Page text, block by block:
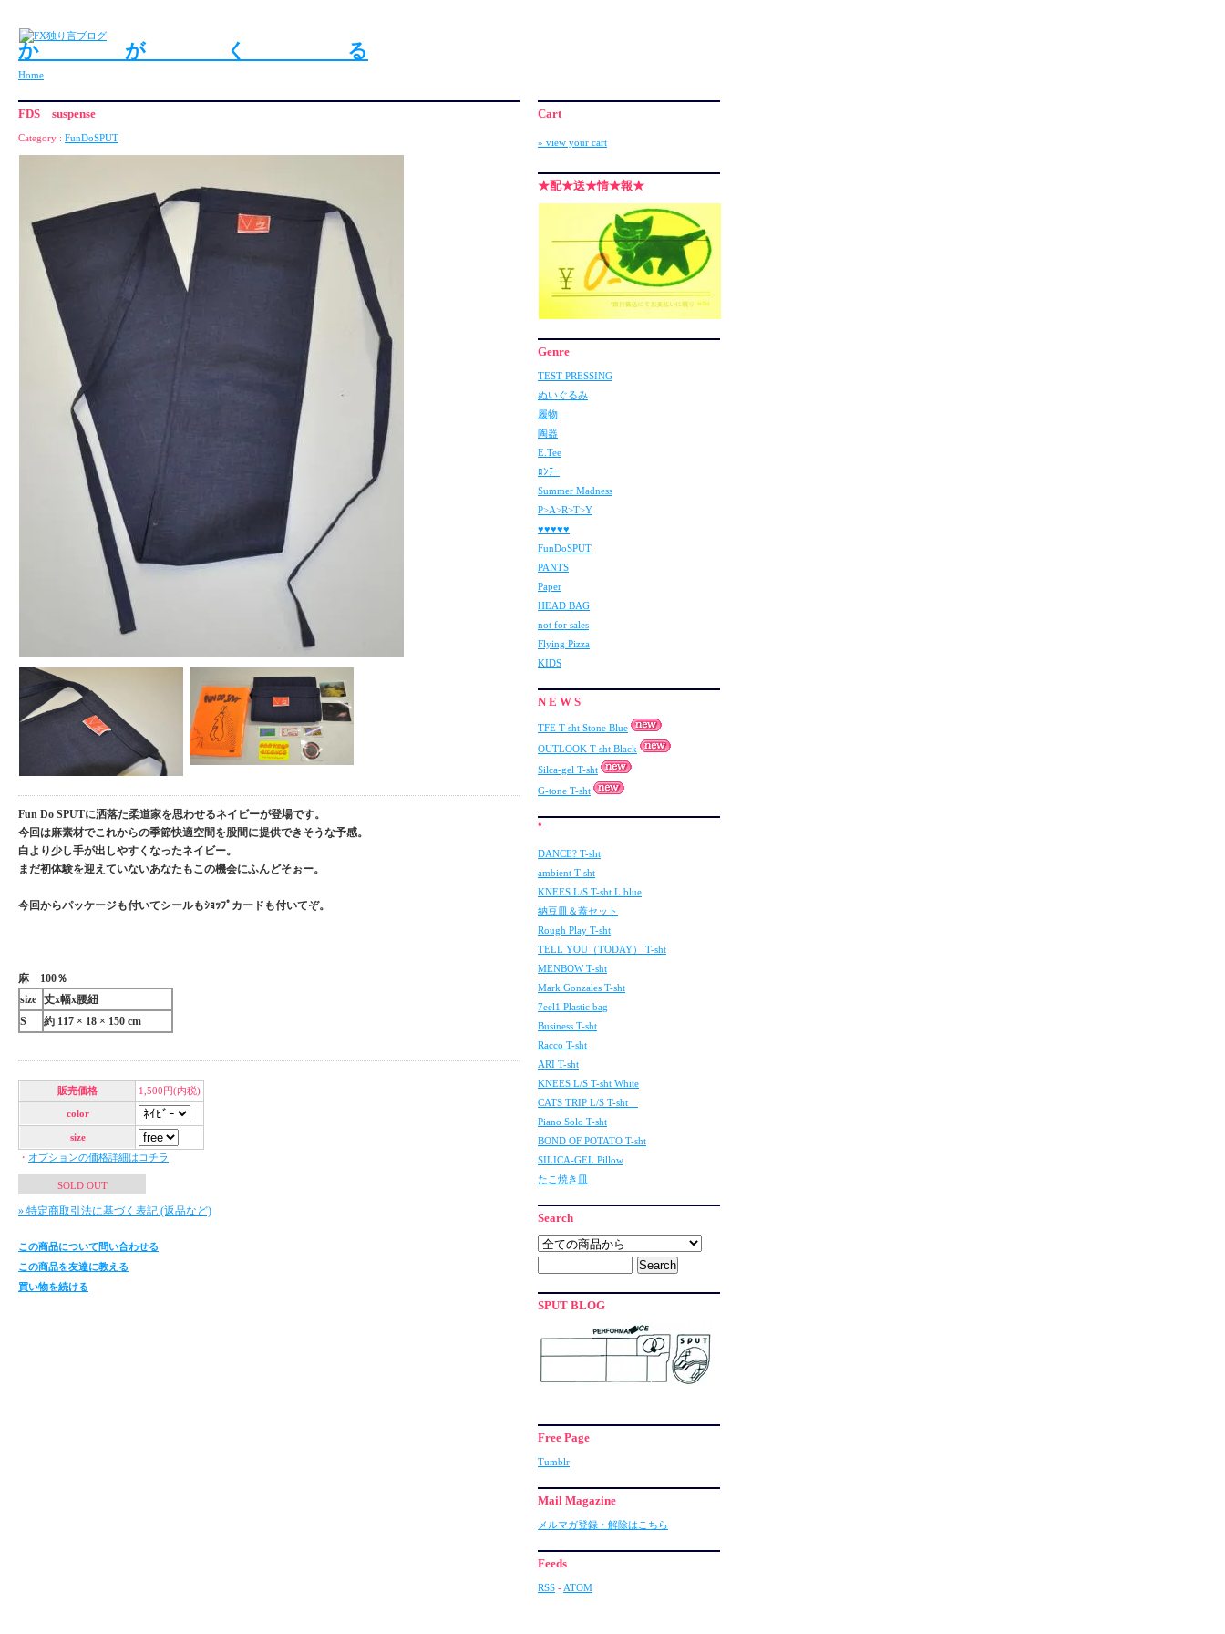
か が く る
Home
FDS suspense
Category : FunDoSPUT
Fun Do SPUTに洒落た柔道家を思わせるネイビーが登場です。
今回は麻素材でこれからの季節快適空間を股間に提供できそうな予感。
白より少し手が出しやすくなったネイビー。
まだ初体験を迎えていないあなたもこの機会にふんどそぉー。
今回からパッケージも付いてシールもｼｮｯﾌﾟカードも付いてぞ。
麻 100％
size 丈x幅x腰紐
S
約 117 × 18 × 150 cm
販売価格 1,500円(内税)
color
size
・ オプションの価格詳細はコチラ
SOLD OUT
» 特定商取引法に基づく表記 (返品など)
この商品について問い合わせる
この商品を友達に教える
買い物を続ける
Cart
» view your cart
★配★送★情★報★
Genre
TEST PRESSING
ぬいぐるみ
履物
陶器
E.Tee
ﾛﾝﾃｰ
Summer Madness
P>A>R>T>Y
♥♥♥♥♥
FunDoSPUT
PANTS
Paper
HEAD BAG
not for sales
Flying Pizza
KIDS
N E W S
TFE T-sht Stone Blue
OUTLOOK T-sht Black
Silca-gel T-sht
G-tone T-sht
ﾟ
DANCE? T-sht
ambient T-sht
KNEES L/S T-sht L.blue
納豆皿＆蓋セット
Rough Play T-sht
TELL YOU（TODAY） T-sht
MENBOW T-sht
Mark Gonzales T-sht
7eel1 Plastic bag
Business T-sht
Racco T-sht
ARI T-sht
KNEES L/S T-sht White
CATS TRIP L/S T-sht
Piano Solo T-sht
BOND OF POTATO T-sht
SILICA-GEL Pillow
たこ焼き皿
Search
SPUT BLOG
Free Page
Tumblr
Mail Magazine
メルマガ登録・解除はこちら
Feeds
RSS - ATOM